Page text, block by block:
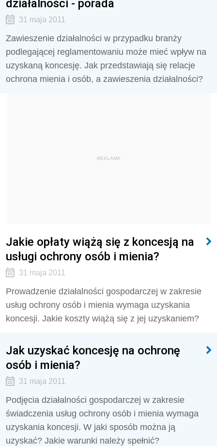
działalności - porada
31 maja 2011
Zawieszenie działalności w przypadku branży
podlegającej reglamentowaniu może mieć wpływ na
uzyskaną koncesję. Jak przedstawiają się relacje
ochrona mienia i osób, a zawieszenia działalności?
REKLAMA
Jakie opłaty wiążą się z koncesją na
usługi ochrony osób i mienia?
31 maja 2011
Prowadzenie działalności gospodarczej w zakresie
usług ochrony osób i mienia wymaga uzyskania
koncesji. Jakie koszty wiążą się z jej uzyskaniem?
Jak uzyskać koncesję na ochronę
osób i mienia?
31 maja 2011
Podjęcia działalności gospodarczej w zakresie
świadczenia usług ochrony osób i mienia wymaga
uzyskania koncesji. W jaki sposób można ją
uzyskać? Jakie warunki należy spełnić?